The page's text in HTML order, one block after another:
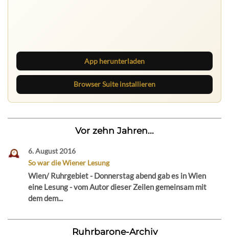
App herunterladen
Browser Suite installieren
Vor zehn Jahren...
6. August 2016
So war die Wiener Lesung
Wien/ Ruhrgebiet - Donnerstag abend gab es in Wien
eine Lesung - vom Autor dieser Zeilen gemeinsam mit
dem dem...
Ruhrbarone-Archiv